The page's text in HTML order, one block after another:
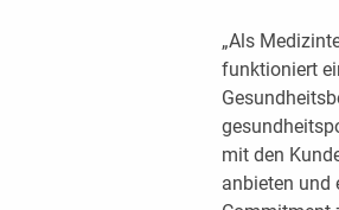
„Als
funktioniert
mit den
anbieten und